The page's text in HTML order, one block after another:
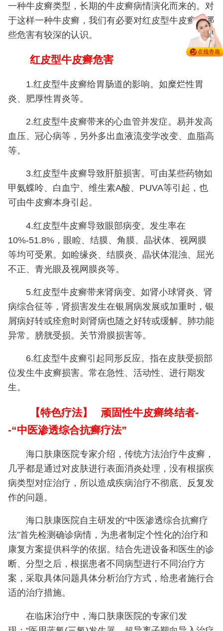
一种牛皮癣类型，长期的牛皮癣病情演化而来的。对
于这样一种牛皮癣，我们有必要对红皮型牛皮癣有哪
些危害有较深的认识。
红皮型牛皮癣危害
1.红皮型牛皮癣给胃肠道的影响。 如糜烂性胃
炎、肥厚性胃炎等。
2.红皮型牛皮癣带来的心血管并发症。 易并发高
血压、冠心病等，另外多出血液流变学改变、血脂高
等。
3.红皮型牛皮癣导致肝脏损害。 可由某些药物如
甲氨蝶呤、白血宁、维生素A酸、PUVA等引起，也
可由牛皮癣本身引起。
4.红皮型牛皮癣导致眼部病变。 发生率在
10%-51.8%，眼睑、结膜、角膜、晶状体、视网膜
等均可受累。如睑缘炎、结膜炎、晶状体混浊、屈光
不正、青光眼及视网膜炎等。
5.红皮型牛皮癣带来肾病变。 如肾小球肾炎、肾
病综合征等，肾损害发生在银屑病发展或加重时，银
屑病好转或痊愈时则肾病也随之好转或缓解。肺功能
异常。膀胱受损。关节滑膜损害等。
6.红皮型牛皮癣引起同形反应。 指在皮肤受损部
位发生牛皮癣损害。常在急性、活动性、进行期发
生。
【特色疗法】
顽固性牛皮癣终结者-
-“中医渗透综合抗癣疗法”
海口肤康医院专家介绍，传统方法治疗牛皮癣，
几乎都是通过对皮肤进行表面消炎处理，没有根据疾
病类型对症治疗，所以造成疾病治疗不彻底、反复发
作的问题。
海口肤康医院自主研发的“中医渗透综合抗癣疗
法”首先检测确诊病情，为患者制定个性化的治疗和
康复方案提供科学的依据。结合先进设备和医生的诊
断、分型之后，根据患者不同病型进行不同治疗方
案，采取具体问题具体分析治疗方式，给患者施行合
适的治疗措施。
在临床治疗中，海口肤康医院的专家们发